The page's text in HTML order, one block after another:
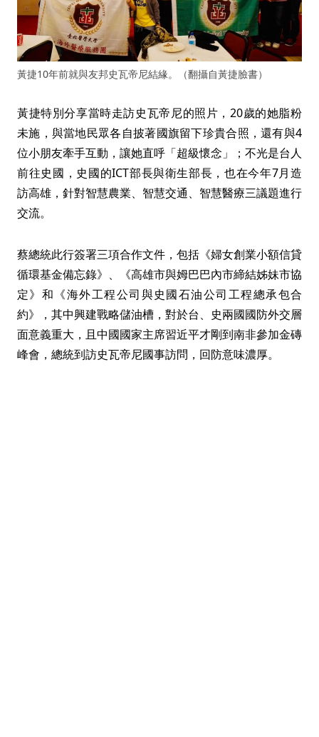
黃捷10年前就與友邦史瓦帝尼結緣。（翻攝自黃捷臉書）
黃捷特別分享當時走訪史瓦帝尼的照片，20歲的她脂粉
未施，與當地民眾各自披著國旗留下珍貴合照，還有與4
位小朋友牽手互動，讓她直呼「超級懷念」；不光是台人
前往史國，史國的ICT部長與衛生部長，也在今年7月造
訪高雄，針對智慧農業、智慧交通、智慧醫療三議題進行
交流。
蔡總統此行簽署三項合作文件，包括《婦女創業小額信貸
循環基金備忘錄》、《高雄市與姆巴巴內市締結姊妹市協
定》和《海外工程公司與史國石油公司工程總承包合
約》，其中興建戰略儲油槽，對於台、史兩國國防外交層
面意義重大，且中國國家主席習近平才剛到南非參加金磚
峰會，總統到訪史瓦帝尼國事訪問，回防意味濃厚。